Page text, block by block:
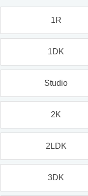
1R
1DK
Studio
2K
2LDK
3DK